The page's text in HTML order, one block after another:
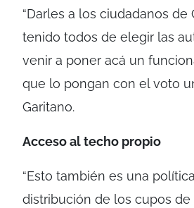
“Darles a los ciudadanos
tenido todos de elegir las
venir a poner acá un
que lo pongan con el voto
Garitano.
Acceso al techo propio
“Esto también es una
distribución de los cupos